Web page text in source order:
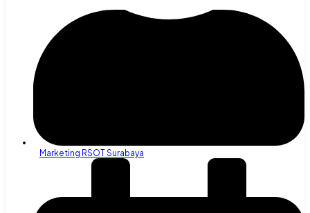
Marketing RSOT Surabaya